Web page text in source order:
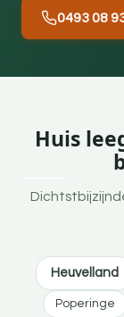
0493 08
Huis
Heuvelland
Poperinge